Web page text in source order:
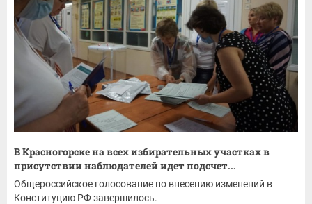
В Красногорске на всех избирательных участках в
присутствии наблюдателей идет подсчет...
Общероссийское голосование по внесению изменений в
Конституцию РФ завершилось.